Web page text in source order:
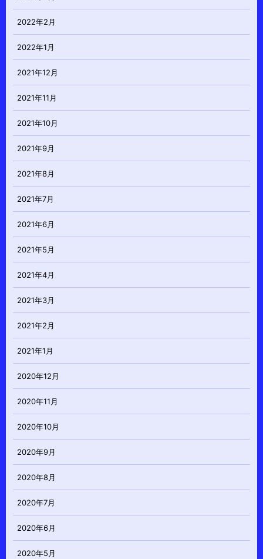
2022年2月
2022年1月
2021年12月
2021年11月
2021年10月
2021年9月
2021年8月
2021年7月
2021年6月
2021年5月
2021年4月
2021年3月
2021年2月
2021年1月
2020年12月
2020年11月
2020年10月
2020年9月
2020年8月
2020年7月
2020年6月
2020年5月